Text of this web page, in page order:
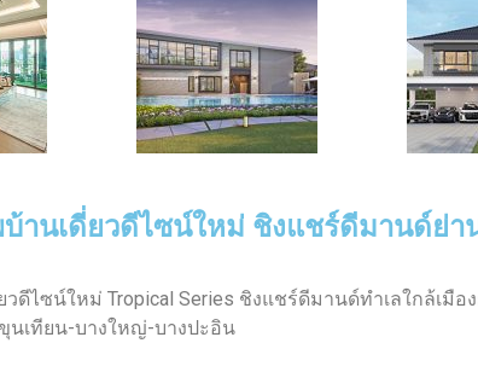
บ้านเดี่ยวดีไซน์ใหม่ ชิงแชร์ดีมานด์ย่
ยวดีไซน์ใหม่ Tropical Series ชิงแชร์ดีมานด์ทำเลใกล้
นเทียน-บางใหญ่-บางปะอิน